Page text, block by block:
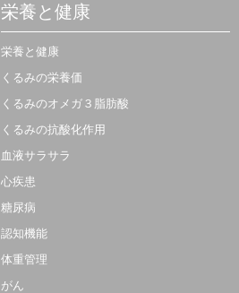
栄養と健康
栄養と健康
くるみの栄養価
くるみのオメガ３脂肪酸
くるみの抗酸化作用
血液サラサラ
心疾患
糖尿病
認知機能
体重管理
がん